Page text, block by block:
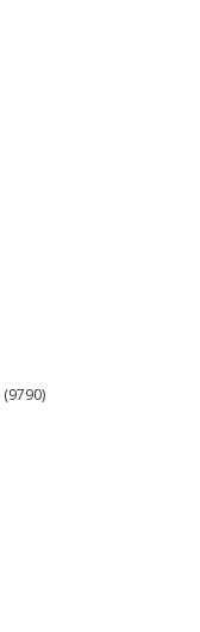
(9790)